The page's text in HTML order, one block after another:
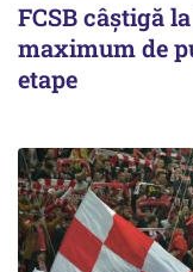
FCSB câştigă
maximum de
etape